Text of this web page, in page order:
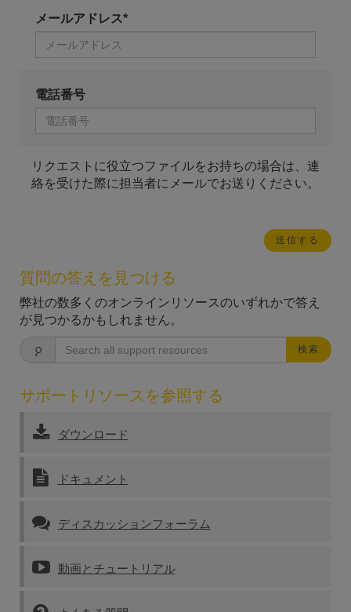
メールアドレス*
電話番号
リクエストに役立つファイルをお持ちの場合は、連
絡を受けた際に担当者にメールでお送りください。
質問の答えを見つける
弊社の数多くのオンラインリソースのいずれかで答え
が見つかるかもしれません。
検索
サポートリソースを参照する
ダウンロード
ドキュメント
ディスカッションフォーラム
動画とチュートリアル